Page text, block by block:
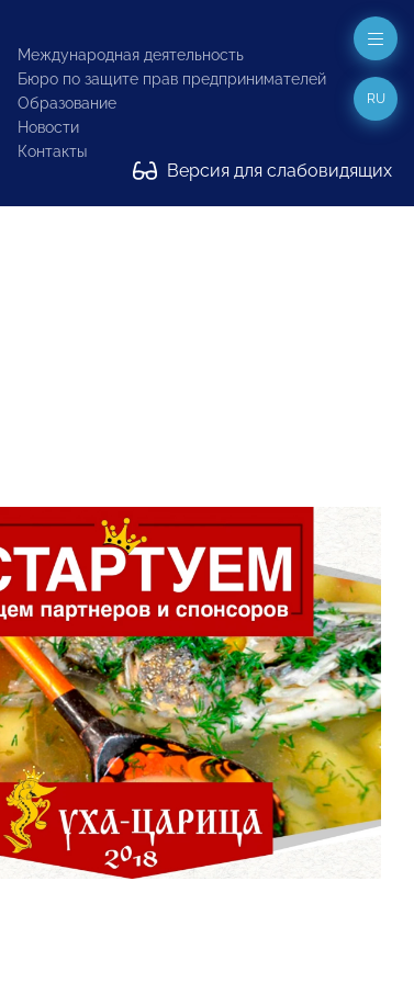
Международная деятельность
Бюро по защите прав предпринимателей
Образование
Новости
Контакты
Версия для слабовидящих
RU